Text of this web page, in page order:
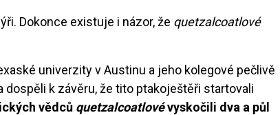
Dokonce existuje i názor, že quetzalcoatlové
univerzity v Austinu a jeho kolegové pečlivě
dospěli k závěru, že tito ptakoještěři startovali
vědců quetzalcoatlovévyskočili dva a půl